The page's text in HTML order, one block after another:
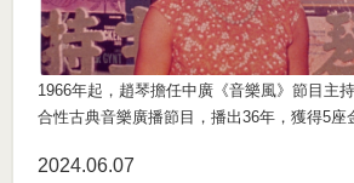
1966年起，趙琴擔任中廣《音樂風》節目主
合性古典音樂廣播節目，播出36年，獲得5座
2024.06 07